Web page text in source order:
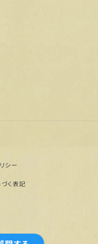
シー
く表記
ラインショップ